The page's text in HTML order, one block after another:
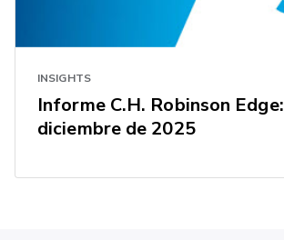
INSIGHTS
Informe C.H. Robinson Edge:
diciembre de 2025